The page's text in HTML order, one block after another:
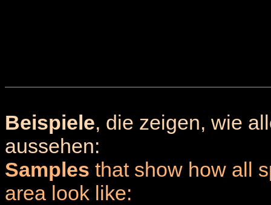
Beispiele, die zeigen, wie
aussehen:
Samples that show how all
area look like: